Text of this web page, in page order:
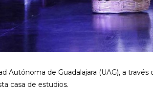
Autónoma de Guadalajara (UAG), a
casa de estudios.